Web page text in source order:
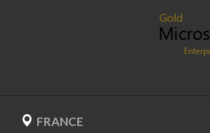
FRANCE